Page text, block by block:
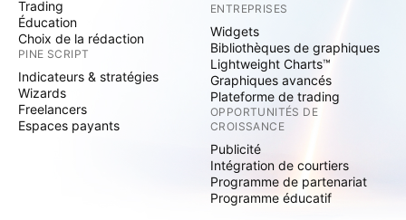
Trading
Éducation
Choix de la rédaction
PINE SCRIPT
Indicateurs & stratégies
Wizards
Freelancers
Espaces payants
ENTREPRISES
Widgets
Bibliothèques de graphiques
Lightweight Charts™
Graphiques avancés
Plateforme de trading
OPPORTUNITÉS DE
CROISSANCE
Publicité
Intégration de courtiers
Programme de partenariat
Programme éducatif